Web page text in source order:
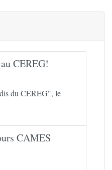
CEREG!
du CEREG", le
CAMES